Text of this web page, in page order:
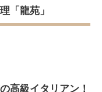
「龍苑」
高級イタリアン！